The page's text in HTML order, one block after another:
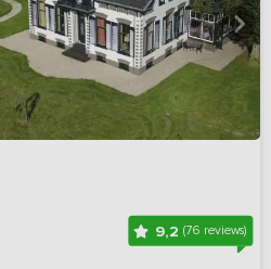
9,2 (76 reviews)